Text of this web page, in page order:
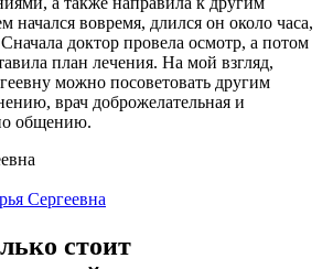
начался вовремя, длился он около часа,
доктор провела осмотр, а потом
план лечения. На мой взгляд,
можно посоветовать другим
врач доброжелательная и
общению.
стоит